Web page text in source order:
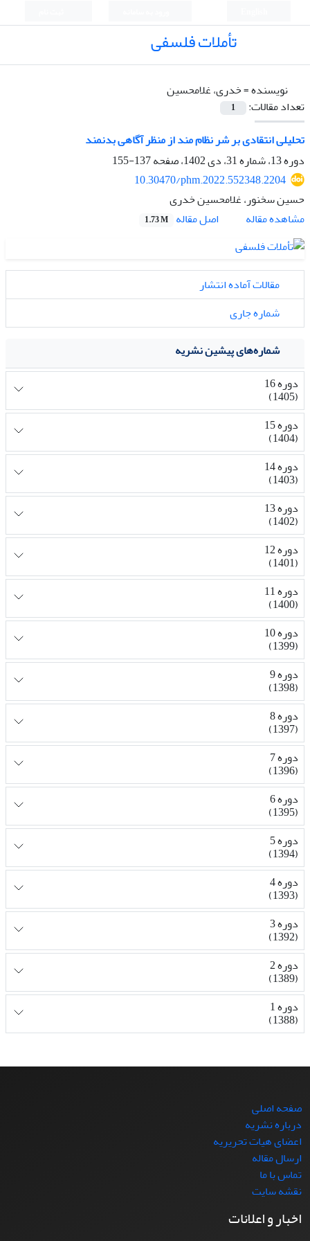
تأملات فلسفی
نویسنده =خدری، غلامحسین
تعداد مقالات:
1
تحلیلی انتقادی بر شر نظام مند از منظر آگاهی بدنمند
دوره 13، شماره 31، دی 1402، صفحه
137-155
10.30470/phm.2022.552348.2204
حسین سخنور، غلامحسین خدری
مشاهده مقاله
اصل مقاله 1.73 M
مقالات آماده انتشار
شماره جاری
شماره‌های پیشین نشریه
دوره 16
(1405)
دوره 15
(1404)
دوره 14
(1403)
دوره 13
(1402)
دوره 12
(1401)
دوره 11
(1400)
دوره 10
(1399)
دوره 9
(1398)
دوره 8
(1397)
دوره 7
(1396)
دوره 6
(1395)
دوره 5
(1394)
دوره 4
(1393)
دوره 3
(1392)
دوره 2
(1389)
دوره 1
(1388)
صفحه اصلی
درباره نشریه
اعضای هیات تحریریه
ارسال مقاله
تماس با ما
نقشه سایت
اخبار و اعلانات